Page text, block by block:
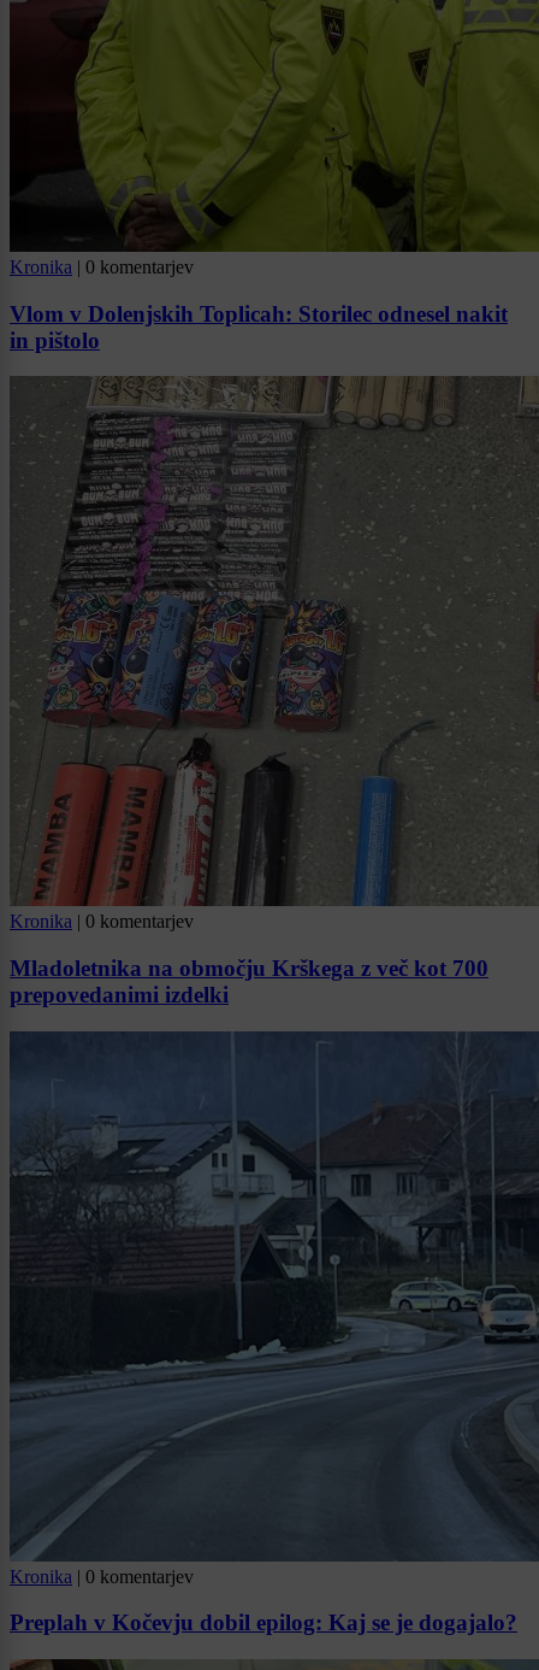
Kronika | 0 komentarjev
Vlom v Dolenjskih Toplicah: Storilec odnesel nakit
in pištolo
Kronika | 0 komentarjev
Mladoletnika na območju Krškega z več kot 700
prepovedanimi izdelki
Kronika | 0 komentarjev
Preplah v Kočevju dobil epilog: Kaj se je dogajalo?